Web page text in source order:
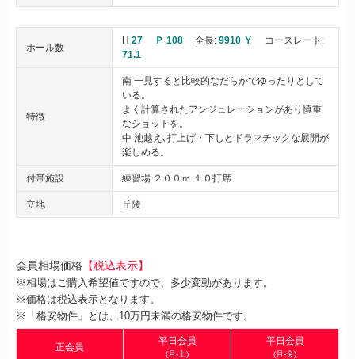
ホール数
H 27 Ｐ 108 全長: 9910 Ｙ
コースレート:
71.1
特徴
南 一見すると比較的なだらかでゆったりとして
いる。
よく計算されたアンジュレーションがあり慎重
なショットを。
中 池越え､打上げ・下しとドラマチックな展開が
楽しめる。
付帯施設 練習場 ２００ｍ １０打席
立地 丘陵
会員相場価格 【税込表示】
※相場はご購入希望値ですので、多少変動があります。
※価格は税込表示となります。
※「格安物件」とは、10万円未満の格安物件です。
正会員
平日会員
(月-土)
平日会員
(月-金)